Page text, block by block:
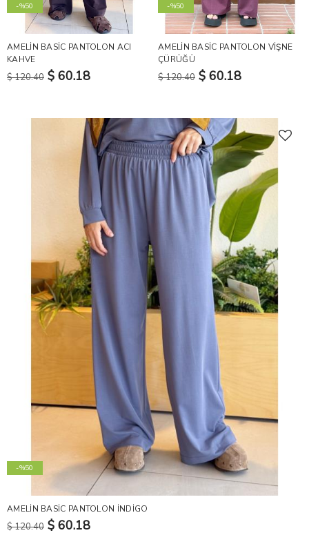
-%50
AMELİN BASİC PANTOLON ACI
KAHVE
$ 120.40 $ 60.18
-%50
AMELİN BASİC PANTOLON VİŞNE
ÇÜRÜĞÜ
$ 120.40 $ 60.18
-%50
AMELİN BASİC PANTOLON İNDİGO
$ 120.40 $ 60.18